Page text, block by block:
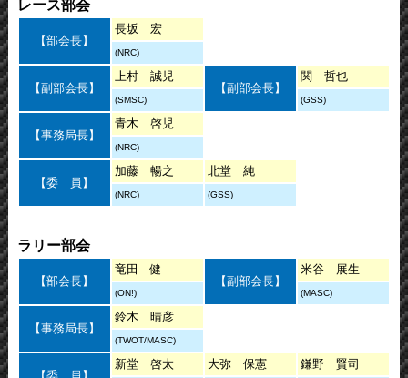
レース部会
【部会長】
長坂 宏
(NRC)
【副部会長】
上村 誠児
【副部会長】
関 哲也
(SMSC) (GSS)
【事務局長】
青木 啓児
(NRC)
【委 員】
加藤 暢之 北堂 純
(NRC) (GSS)
ラリー部会
【部会長】
竜田 健
【副部会長】
米谷 展生
(ON!) (MASC)
【事務局長】
鈴木 晴彦
(TWOT/MASC)
新堂 啓太 大弥 保憲 鎌野 賢司